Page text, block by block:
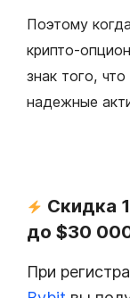
Поэтому
крипто-
знак того,
надежные
Скидка
до $30
При